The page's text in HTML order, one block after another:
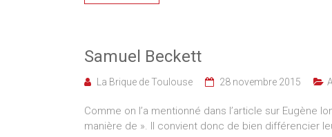
Samuel Beckett
La Brique de Toulouse 28 novembre 2015
Comme on l’a mentionné dans l’article sur
manière de ». Il convient donc de bien différencier